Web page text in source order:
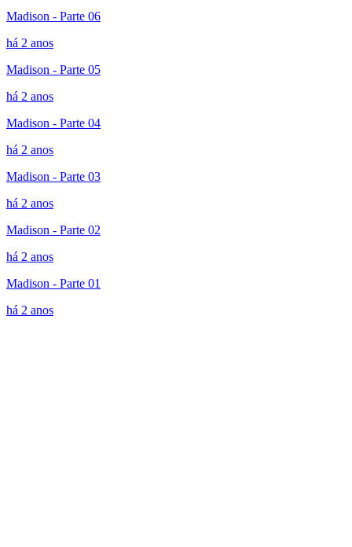
Madison - Parte 06
há 2 anos
Madison - Parte 05
há 2 anos
Madison - Parte 04
há 2 anos
Madison - Parte 03
há 2 anos
Madison - Parte 02
há 2 anos
Madison - Parte 01
há 2 anos